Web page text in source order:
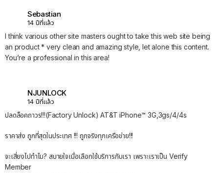
Sebastian
14 ปีที่แล้ว
I think various other site masters ought to take this web site being
an product * very clean and amazing style, let alone this content.
You’re a professional in this area!
NJUNLOCK
14 ปีที่แล้ว
ปลดล็อคถาวร!!!(Factory Unlock) AT&T iPhone™ 3G,3gs/4/4s
ราคาส่ง ถูกที่สุดในประเทศ !!! ถูกจริงทุกเครือข่าย!!!
จะเสี่ยงไปทำไม? สบายใจเมื่อเลือกใช้บริการกับเรา เพราะเราเป็น Verify
Member